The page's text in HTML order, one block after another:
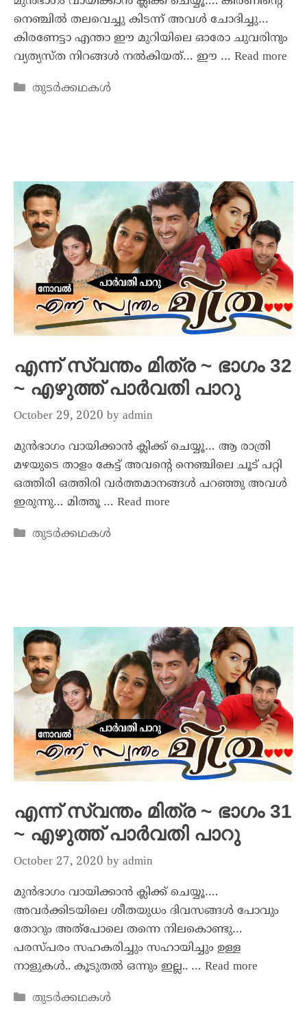
നെഞ്ചിൽ തലവെച്ചു കിടന്ന് അവൾ ചോദിച്ചു…
കിരണേട്ടാ എന്താ ഈ മുറിയിലെ ഓരോ ചുവരിനും
വ്യത്യസ്ത നിറങ്ങൾ നൽകിയത്… ഈ … Read more
തുടർക്കഥകൾ
എന്ന് സ്വന്തം മിത്ര ~ ഭാഗം 32
~ എഴുത്ത് പാർവതി പാറു
October 29, 2020 by admin
മുൻഭാഗം വായിക്കാൻ ക്ലിക്ക് ചെയ്യൂ… ആ രാത്രി
മഴയുടെ താളം കേട്ട് അവന്റെ നെഞ്ചിലെ ചൂട് പറ്റി
ഒത്തിരി ഒത്തിരി വർത്തമാനങ്ങൾ പറഞ്ഞു അവൾ
ഇരുന്നു… മിത്തൂ … Read more
തുടർക്കഥകൾ
എന്ന് സ്വന്തം മിത്ര ~ ഭാഗം 31
~ എഴുത്ത് പാർവതി പാറു
October 27, 2020 by admin
മുൻഭാഗം വായിക്കാൻ ക്ലിക്ക് ചെയ്യൂ….
അവർക്കിടയിലെ ശീതയുധം ദിവസങ്ങൾ പോവും
തോറും അത്പോലെ തന്നെ നിലകൊണ്ടു…
പരസ്പരം സഹകരിച്ചും സഹായിച്ചും ഉള്ള
നാളുകൾ.. കൂടുതൽ ഒന്നും ഇല്ല.. … Read more
തുടർക്കഥകൾ